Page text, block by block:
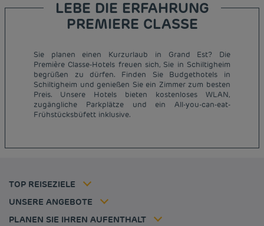
LEBE DIE ERFAHRUNG
PREMIERE CLASSE
Sie planen einen Kurzurlaub in Grand Est? Die
Première Classe-Hotels freuen sich, Sie in Schiltigheim
begrüßen zu dürfen. Finden Sie Budgethotels in
Schiltigheim und genießen Sie ein Zimmer zum besten
Preis. Unsere Hotels bieten kostenloses WLAN,
zugängliche Parkplätze und ein All-you-can-eat-
Frühstücksbüfett inklusive.
TOP REISEZIELE
Günstige Hotels Paris
Günstige Hotels Hannover
Günstige Hotels Deutschland
Günstige Hotels Frankreich
UNSERE ANGEBOTE
Mitgliedsrate
PLANEN SIE IHREN AUFENTHALT
Impressum
Allgemeine Geschäftsbedingungen
Tax policy
Karriere